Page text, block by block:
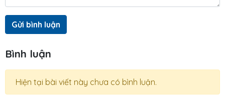
Gửi bình luận
Bình luận
Hiện tại bài viết này chưa có bình luận.